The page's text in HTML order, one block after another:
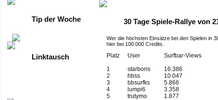
Tip der Woche
Linktausch
30 Tage Spiele-Rallye von
Wer die höchsten Einsätze bei den Spielen in
hier bei 100.000 Credits.
Platz User
Surfbar-Views
1
starboris
16.386
2
hbss
10.047
3
bbsurfks
5.866
4
lumpi6
3.358
5
trutymo 1.877